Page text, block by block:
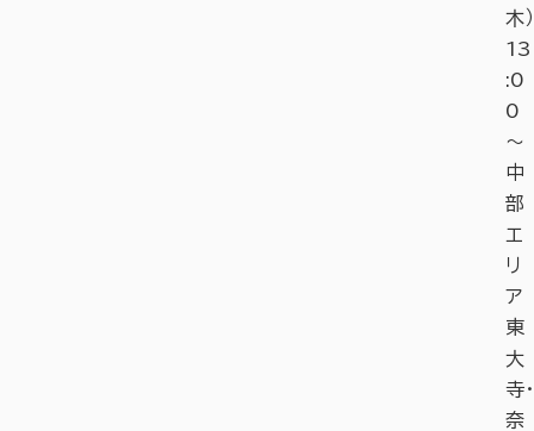
木）
13
:0
0
～
中
部
エ
リ
ア
東
大
寺・
奈